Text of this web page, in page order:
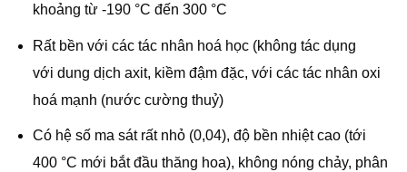
khoảng từ -190 °C đến 300 °C
Rất bền với các tác nhân hoá học (không tác dụng
với dung dịch axit, kiềm đậm đặc, với các tác nhân oxi
hoá mạnh (nước cường thuỷ)
Có hệ số ma sát rất nhỏ (0,04), độ bền nhiệt cao (tới
400 °C mới bắt đầu thăng hoa), không nóng chảy, phân